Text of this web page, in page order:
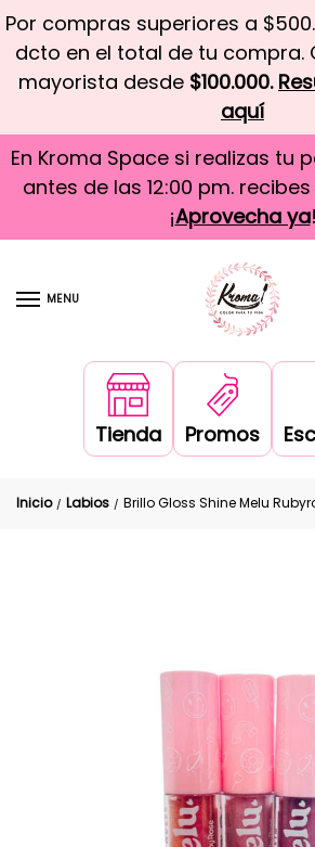
Por compras superiores a
dcto en el total de tu compra.
mayorista desde $100.000.
aquí
En Kroma Space si realizas tu
antes de las 12:00 pm.
¡Aprovecha ya!
MENU
Tienda Promos
Inicio / Labios / Brillo Gloss Shine Melu